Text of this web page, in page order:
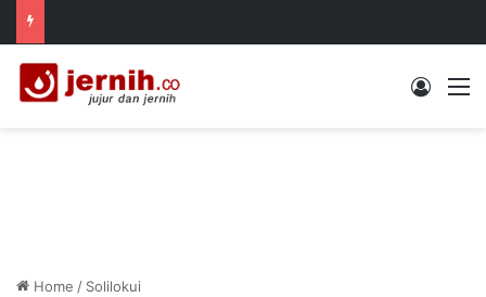
Log In
Home / Solilokui